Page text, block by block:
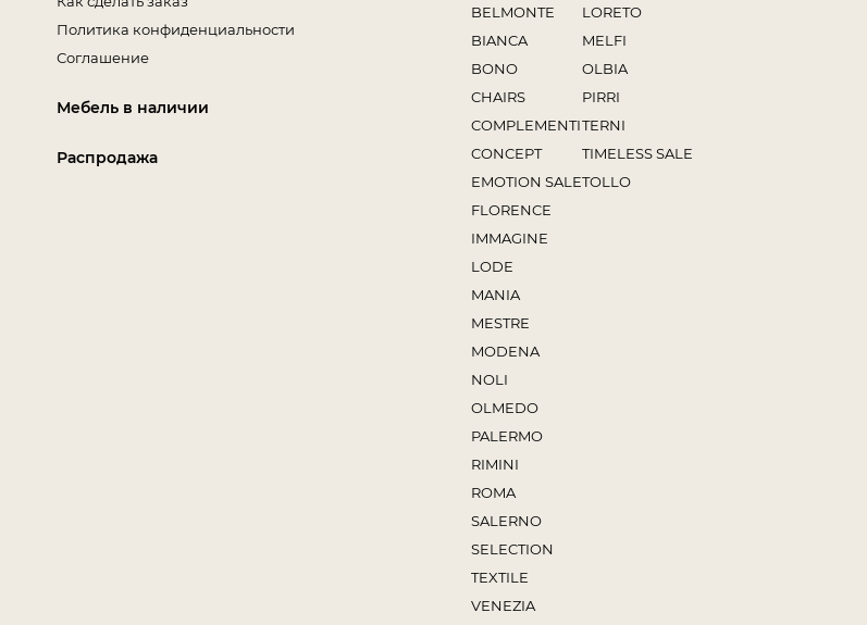
Политика конфиденциальности
Соглашение
Мебель в наличии
Распродажа
BELMONTE
BIANCA
BONO
CHAIRS
COMPLEMENTI
CONCEPT
EMOTION SALE
FLORENCE
IMMAGINE
LODE
MANIA
MESTRE
MODENA
NOLI
OLMEDO
PALERMO
RIMINI
ROMA
SALERNO
SELECTION
TEXTILE
VENEZIA
LORETO
MELFI
OLBIA
PIRRI
TERNI
TIMELESS SALE
TOLLO